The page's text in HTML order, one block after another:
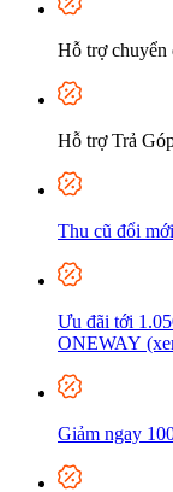
Hỗ trợ chuyển
Hỗ trợ Trả
Thu cũ đổi
Ưu đãi tới
ONEWAY
Giảm ngay